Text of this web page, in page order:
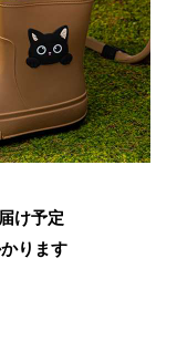
け予定
ります